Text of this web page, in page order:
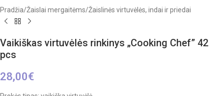
Pradžia/Žaislai mergaitėms/Žaislinės virtuvėlės, indai ir priedai
Vaikiškas virtuvėlės rinkinys „Cooking Chef” 42
pcs
28,00€